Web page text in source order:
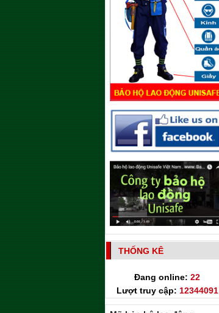
THỐNG KÊ
Đang online: 22
Lượt truy cập: 12344091